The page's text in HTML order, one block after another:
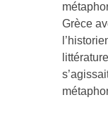
Grèce